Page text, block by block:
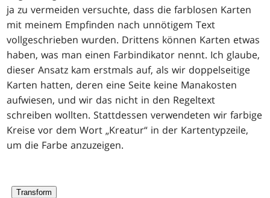
ja zu vermeiden versuchte, dass die farblosen Karten
mit meinem Empfinden nach unnötigem Text
vollgeschrieben wurden. Drittens können Karten etwas
haben, was man einen Farbindikator nennt. Ich glaube,
dieser Ansatz kam erstmals auf, als wir doppelseitige
Karten hatten, deren eine Seite keine Manakosten
aufwiesen, und wir das nicht in den Regeltext
schreiben wollten. Stattdessen verwendeten wir farbige
Kreise vor dem Wort „Kreatur“ in der Kartentypzeile,
um die Farbe anzuzeigen.
Transform